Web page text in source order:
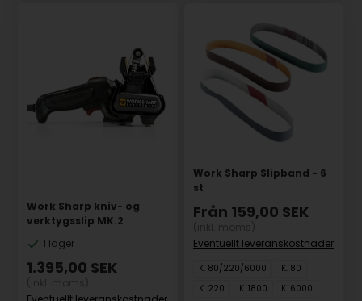
Work Sharp kniv- og
verktygsslip MK.2
I lager
1.395,00 SEK
Work Sharp Slipband - 6
st
Från 159,00 SEK
Eventuellt leveranskostnader
K. 80/220/6000
K. 80
K. 220
K. 1800 K. 6000